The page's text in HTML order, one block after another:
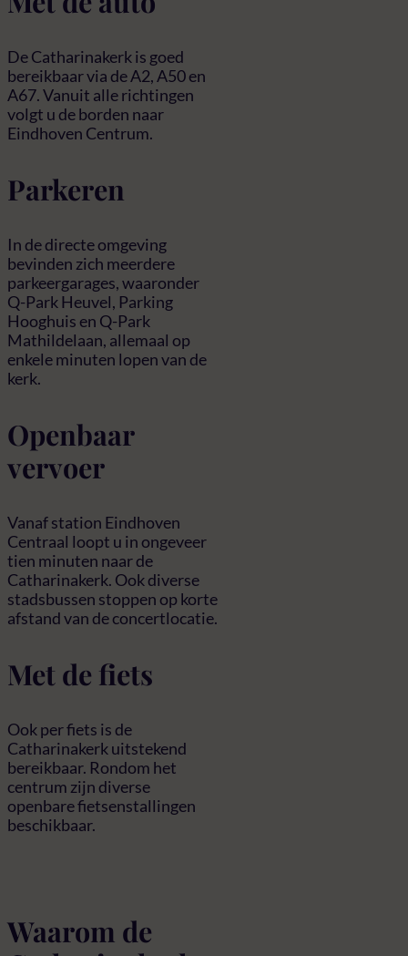
De Catharinakerk is goed
bereikbaar via de A2, A50 en
A67. Vanuit alle richtingen
volgt u de borden naar
Eindhoven Centrum.
Parkeren
In de directe omgeving
bevinden zich meerdere
parkeergarages, waaronder
Q-Park Heuvel, Parking
Hooghuis en Q-Park
Mathildelaan, allemaal op
enkele minuten lopen van de
kerk.
Openbaar
vervoer
Vanaf station Eindhoven
Centraal loopt u in ongeveer
tien minuten naar de
Catharinakerk. Ook diverse
stadsbussen stoppen op korte
afstand van de concertlocatie.
Met de fiets
Ook per fiets is de
Catharinakerk uitstekend
bereikbaar. Rondom het
centrum zijn diverse
openbare fietsenstallingen
beschikbaar.
Waarom de